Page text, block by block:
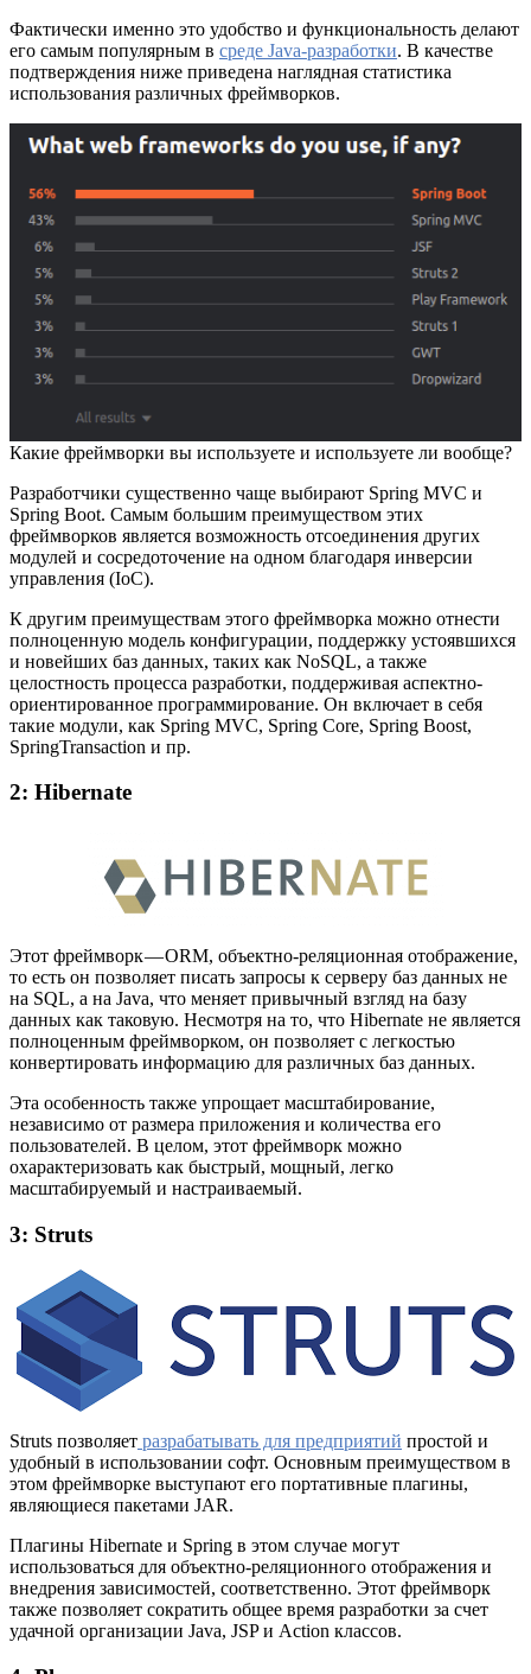
Фактически именно это удобство и функциональность делают
его самым популярным в среде Java-разработки. В качестве
подтверждения ниже приведена наглядная статистика
использования различных фреймворков.
Какие фреймворки вы используете и используете ли вообще?
Разработчики существенно чаще выбирают Spring MVС и
Spring Boot. Самым большим преимуществом этих
фреймворков является возможность отсоединения других
модулей и сосредоточение на одном благодаря инверсии
управления (IoC).
К другим преимуществам этого фреймворка можно отнести
полноценную модель конфигурации, поддержку устоявшихся
и новейших баз данных, таких как NoSQL, а также
целостность процесса разработки, поддерживая аспектно-
ориентированное программирование. Он включает в себя
такие модули, как Spring MVC, Spring Core, Spring Boost,
SpringTransaction и пр.
2: Hibernate
Этот фреймворк — ORM, объектно-реляционная отображение,
то есть он позволяет писать запросы к серверу баз данных не
на SQL, а на Java, что меняет привычный взгляд на базу
данных как таковую. Несмотря на то, что Hibernate не является
полноценным фреймворком, он позволяет с легкостью
конвертировать информацию для различных баз данных.
Эта особенность также упрощает масштабирование,
независимо от размера приложения и количества его
пользователей. В целом, этот фреймворк можно
охарактеризовать как быстрый, мощный, легко
масштабируемый и настраиваемый.
3: Struts
Struts позволяет разрабатывать для предприятий простой и
удобный в использовании софт. Основным преимуществом в
этом фреймворке выступают его портативные плагины,
являющиеся пакетами JAR.
Плагины Hibernate и Spring в этом случае могут
использоваться для объектно-реляционного отображения и
внедрения зависимостей, соответственно. Этот фреймворк
также позволяет сократить общее время разработки за счет
удачной организации Java, JSP и Action классов.